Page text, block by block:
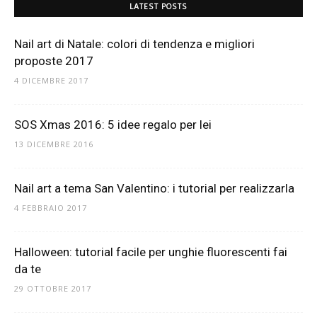
LATEST POSTS
Nail art di Natale: colori di tendenza e migliori
proposte 2017
4 DICEMBRE 2017
SOS Xmas 2016: 5 idee regalo per lei
13 DICEMBRE 2016
Nail art a tema San Valentino: i tutorial per realizzarla
4 FEBBRAIO 2017
Halloween: tutorial facile per unghie fluorescenti fai
da te
29 OTTOBRE 2017